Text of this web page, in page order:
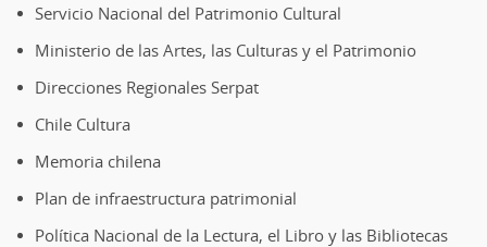
de
follaje.
Servicio Nacional del Patrimonio Cultural
Ministerio de las Artes, las Culturas y el Patrimonio
Direcciones Regionales Serpat
Chile Cultura
Memoria chilena
Plan de infraestructura patrimonial
Política Nacional de la Lectura, el Libro y las Bibliotecas